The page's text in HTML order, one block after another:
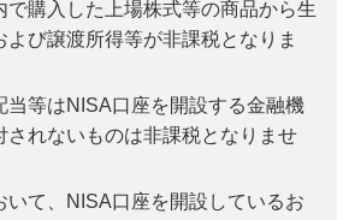
で購入した上場株式等の商品から生
よび譲渡所得等が非課税となりま
当等はNISA口座を開設する金融機
されないものは非課税となりませ
いて、NISA口座を開設しているお